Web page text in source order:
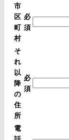
市
区
町
村
必
須
そ
れ
以
降
の
住
所
必
須
電